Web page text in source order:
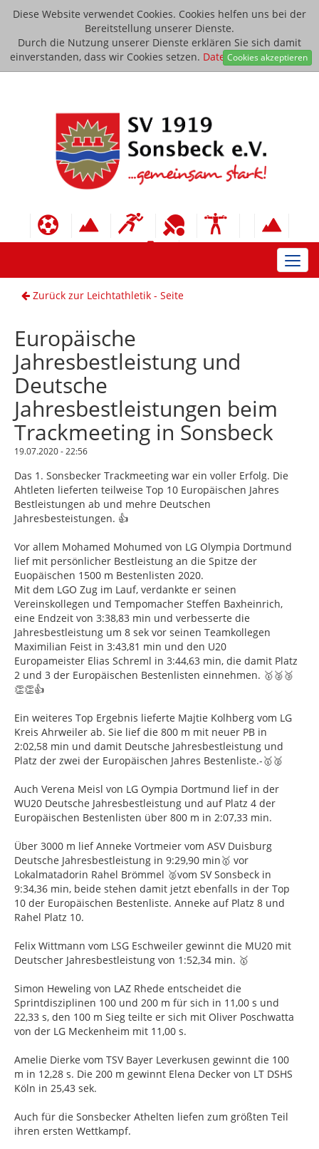
Diese Website verwendet Cookies. Cookies helfen uns bei der
Bereitstellung unserer Dienste.
Durch die Nutzung unserer Dienste erklären Sie sich damit
einverstanden, dass wir Cookies setzen. Datenschutzerklärung
Cookies akzeptieren
Zurück zur Leichtathletik - Seite
Europäische
Jahresbestleistung und
Deutsche
Jahresbestleistungen beim
Trackmeeting in Sonsbeck
19.07.2020 - 22:56
Das 1. Sonsbecker Trackmeeting war ein voller Erfolg. Die
Ahtleten lieferten teilweise Top 10 Europäischen Jahres
Bestleistungen ab und mehre Deutschen
Jahresbesteistungen. 👍
Vor allem Mohamed Mohumed von LG Olympia Dortmund
lief mit persönlicher Bestleistung an die Spitze der
Euopäischen 1500 m Bestenlisten 2020.
Mit dem LGO Zug im Lauf, verdankte er seinen
Vereinskollegen und Tempomacher Steffen Baxheinrich,
eine Endzeit von 3:38,83 min und verbesserte die
Jahresbestleistung um 8 sek vor seinen Teamkollegen
Maximilian Feist in 3:43,81 min und den U20
Europameister Elias Schreml in 3:44,63 min, die damit Platz
2 und 3 der Europäischen Bestenlisten einnehmen. 🥇🥈🥉
👏👏👍
Ein weiteres Top Ergebnis lieferte Majtie Kolhberg vom LG
Kreis Ahrweiler ab. Sie lief die 800 m mit neuer PB in
2:02,58 min und damit Deutsche Jahresbestleistung und
Platz der zwei der Europäischen Jahres Bestenliste.-🥇🥈
Auch Verena Meisl von LG Oympia Dortmund lief in der
WU20 Deutsche Jahresbestleistung und auf Platz 4 der
Europäischen Bestenlisten über 800 m in 2:07,33 min.
Über 3000 m lief Anneke Vortmeier vom ASV Duisburg
Deutsche Jahresbestleistung in 9:29,90 min🥇 vor
Lokalmatadorin Rahel Brömmel 🥈vom SV Sonsbeck in
9:34,36 min, beide stehen damit jetzt ebenfalls in der Top
10 der Europäischen Bestenliste. Anneke auf Platz 8 und
Rahel Platz 10.
Felix Wittmann vom LSG Eschweiler gewinnt die MU20 mit
Deutscher Jahresbestleistung von 1:52,34 min. 🥇
Simon Heweling von LAZ Rhede entscheidet die
Sprintdisziplinen 100 und 200 m für sich in 11,00 s und
22,33 s, den 100 m Sieg teilte er sich mit Oliver Poschwatta
von der LG Meckenheim mit 11,00 s.
Amelie Dierke vom TSV Bayer Leverkusen gewinnt die 100
m in 12,28 s. Die 200 m gewinnt Elena Decker von LT DSHS
Köln in 25,43 sek.
Auch für die Sonsbecker Athelten liefen zum größten Teil
ihren ersten Wettkampf.